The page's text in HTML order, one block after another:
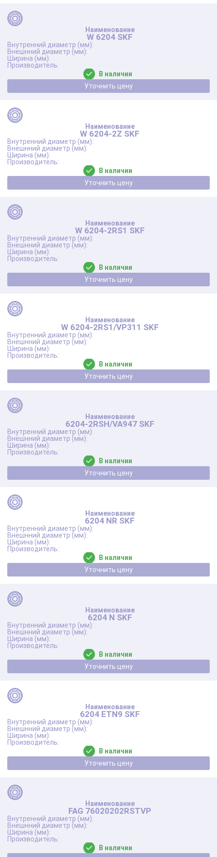
W 6204 SKF
В наличии
Уточнить цену
W 6204-2Z SKF
В наличии
Уточнить цену
W 6204-2RS1 SKF
В наличии
Уточнить цену
W 6204-2RS1/VP311 SKF
В наличии
Уточнить цену
6204-2RSH/VA947 SKF
В наличии
Уточнить цену
6204 NR SKF
В наличии
Уточнить цену
6204 N SKF
В наличии
Уточнить цену
6204 ETN9 SKF
В наличии
Уточнить цену
FAG 76020202RSTVP
В наличии